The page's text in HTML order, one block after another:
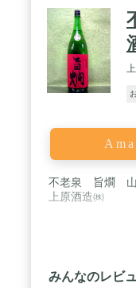
不老泉 旨燗 山
上原酒造㈱
みんなのレビ